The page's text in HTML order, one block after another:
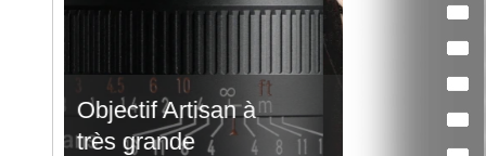
Traitement de
vidéos par lots
Un film